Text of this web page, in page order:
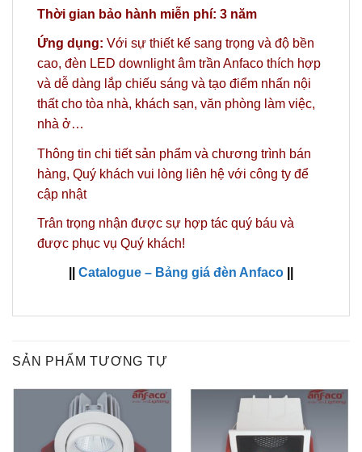
Thời gian bảo hành miễn phí: 3 năm
Ứng dụng: Với sự thiết kế sang trọng và độ bền
cao, đèn LED downlight âm trần Anfaco thích hợp
và dễ dàng lắp chiếu sáng và tạo điểm nhấn nội
thất cho tòa nhà, khách sạn, văn phòng làm việc,
nhà ở…
Thông tin chi tiết sản phẩm và chương trình bán
hàng, Quý khách vui lòng liên hệ với công ty để
cập nhật
Trân trọng nhận được sự hợp tác quý báu và
được phục vụ Quý khách!
Catalogue – Bảng giá đèn Anfaco
SẢN PHẨM TƯƠNG TỰ